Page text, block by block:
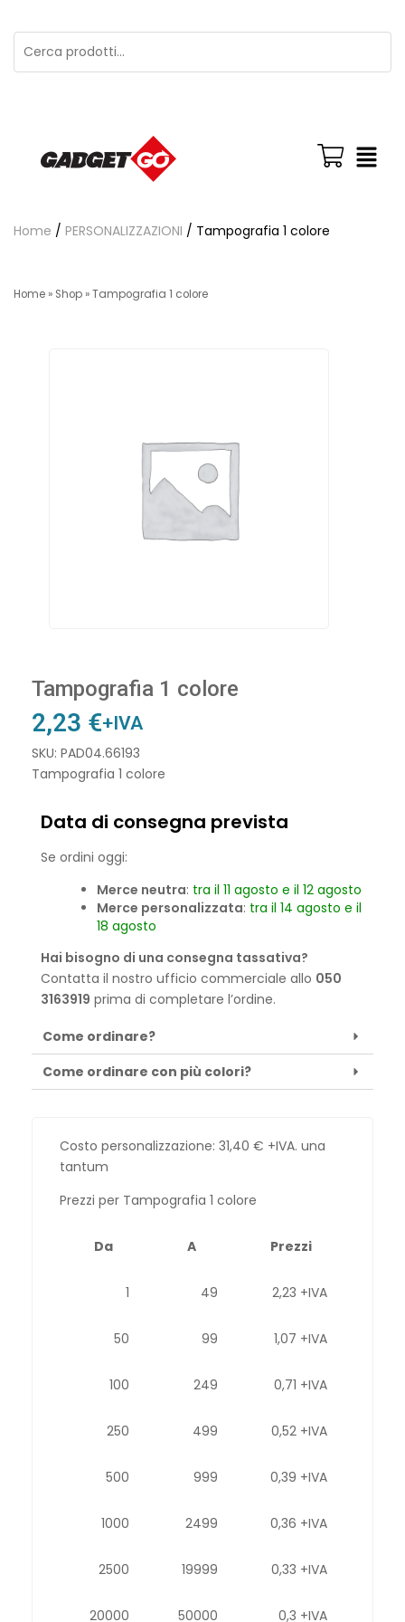
Home / PERSONALIZZAZIONI / Tampografia 1 colore
Home » Shop »Tampografia 1 colore
Tampografia 1 colore
2,23 €+IVA
SKU: PAD04.66193
Tampografia 1 colore
Data di consegna prevista
Se ordini oggi:
Merce neutra: tra il 11 agosto e il 12 agosto
Merce personalizzata: tra il 14 agosto e il
18 agosto
Hai bisogno di una consegna tassativa?
Contatta il nostro ufficio commerciale allo 050
3163919 prima di completare l’ordine.
Come ordinare?
Come ordinare con più colori?
Costo personalizzazione: 31,40 € +IVA. una
tantum
Prezzi per Tampografia 1 colore
Da A Prezzi
1 49 2,23 +IVA
50 99 1,07 +IVA
100 249 0,71 +IVA
250 499 0,52 +IVA
500 999 0,39 +IVA
1000 2499 0,36 +IVA
2500 19999 0,33 +IVA
20000 50000 0,3 +IVA